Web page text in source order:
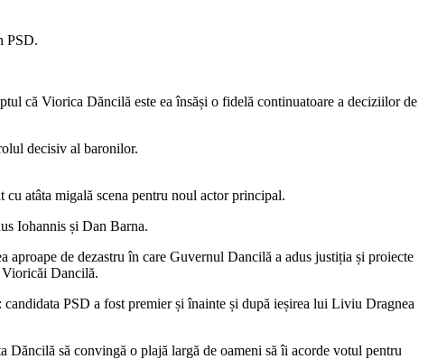
PSD.
că Viorica Dăncilă este ea însăși o fidelă continuatoare a deciziilor de
decisiv al baronilor.
atâta migală scena pentru noul actor principal.
Iohannis și Dan Barna.
de dezastru în care Guvernul Dancilă a adus justiția și proiecte
Vioricăi Dancilă.
PSD a fost premier și înainte și după ieșirea lui Liviu Dragnea
să convingă o plajă largă de oameni să îi acorde votul pentru